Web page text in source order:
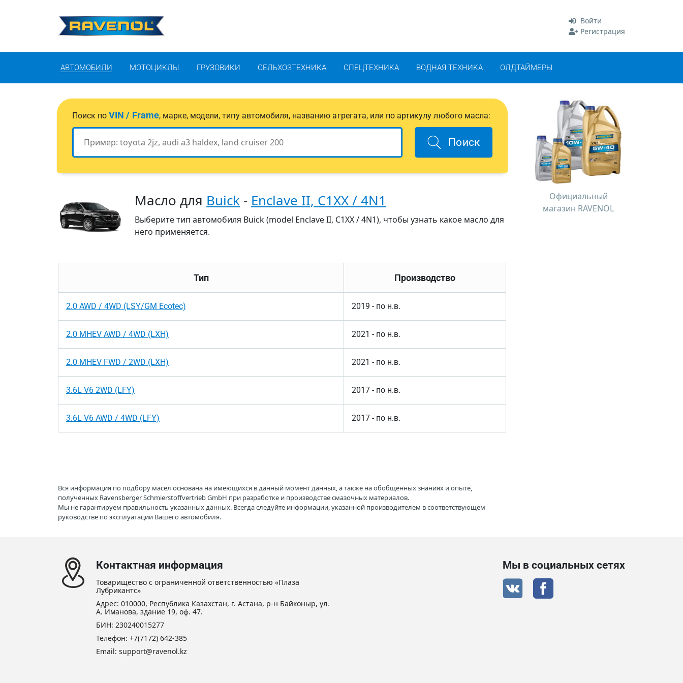
Войти
Регистрация
АВТОМОБИЛИ МОТОЦИКЛЫ ГРУЗОВИКИ СЕЛЬХОЗТЕХНИКА СПЕЦТЕХНИКА ВОДНАЯ ТЕХНИКА ОЛДТАЙМЕРЫ
Поиск поVIN / Frame, марке, модели, типу автомобиля, названию агрегата, или по артикулу любого масла:
Поиск
Масло для Buick - Enclave II, C1XX / 4N1
Выберите тип автомобиля Buick (model Enclave II, C1XX / 4N1), чтобы узнать какое масло для
него применяется.
Тип Производство
2.0 AWD / 4WD (LSY/GM Ecotec) 2019 - по н.в.
2.0 MHEV AWD / 4WD (LXH) 2021 - по н.в.
2.0 MHEV FWD / 2WD (LXH) 2021 - по н.в.
3.6L V6 2WD (LFY) 2017 - по н.в.
3.6L V6 AWD / 4WD (LFY) 2017 - по н.в.
Официальный
магазин RAVENOL
Вся информация по подбору масел основана на имеющихся в данный момент данных, а также на обобщенных знаниях и опыте,
полученных Ravensberger Schmierstoffvertrieb GmbH при разработке и производстве смазочных материалов.
Мы не гарантируем правильность указанных данных. Всегда следуйте информации, указанной производителем в соответствующем
руководстве по эксплуатации Вашего автомобиля.
Контактная информация
Товарищество с ограниченной ответственностью «Плаза
Лубрикантс»
Адрес: 010000, Республика Казахстан, г. Астана, р-н Байконыр, ул.
А. Иманова, здание 19, оф. 47.
БИН: 230240015277
Телефон: +7(7172) 642-385
Email: support@ravenol.kz
Мы в социальных сетях